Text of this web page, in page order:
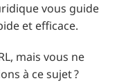
vous guide
et efficace.
mais vous ne
à ce sujet ?